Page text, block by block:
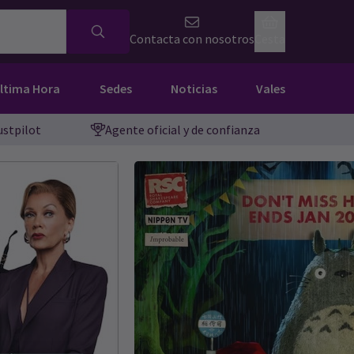
Contacta con nosotros
Hora Sedes Noticias Vales
Agente oficial y de confianza